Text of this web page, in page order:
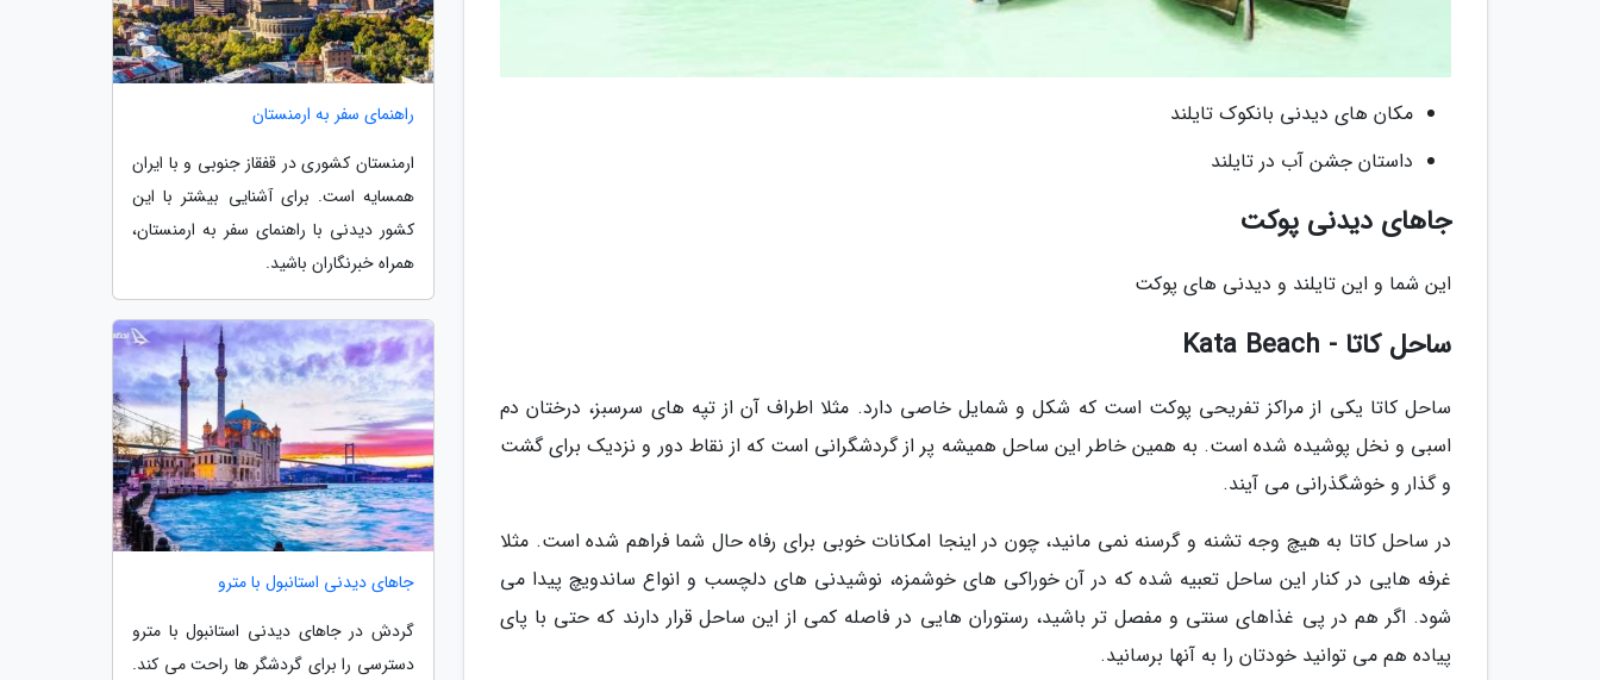
مکان های دیدنی بانکوک تایلند
داستان جشن آب در تایلند
جاهای دیدنی پوکت
این شما و این تایلند و دیدنی های پوکت
ساحل کاتا - Kata Beach
ساحل کاتا یکی از مراکز تفریحی پوکت است که شکل و شمایل خاصی دارد. مثلا اطراف آن از تپه های سرسبز، درختان دم
اسبی و نخل پوشیده شده است. به همین خاطر این ساحل همیشه پر از گردشگرانی است که از نقاط دور و نزدیک برای گشت
و گذار و خوشگذرانی می آیند.
در ساحل کاتا به هیچ وجه تشنه و گرسنه نمی مانید، چون در اینجا امکانات خوبی برای رفاه حال شما فراهم شده است. مثلا
غرفه هایی در کنار این ساحل تعبیه شده که در آن خوراکی های خوشمزه، نوشیدنی های دلچسب و انواع ساندویچ پیدا می
شود. اگر هم در پی غذاهای سنتی و مفصل تر باشید، رستوران هایی در فاصله کمی از این ساحل قرار دارند که حتی با پای
پیاده هم می توانید خودتان را به آنها برسانید.
راهنمای سفر به ارمنستان
ارمنستان کشوری در قفقاز جنوبی و با ایران
همسایه است. برای آشنایی بیشتر با این
کشور دیدنی با راهنمای سفر به ارمنستان،
همراه خبرنگاران باشید.
جاهای دیدنی استانبول با مترو
گردش در جاهای دیدنی استانبول با مترو
دسترسی را برای گردشگر ها راحت می کند.